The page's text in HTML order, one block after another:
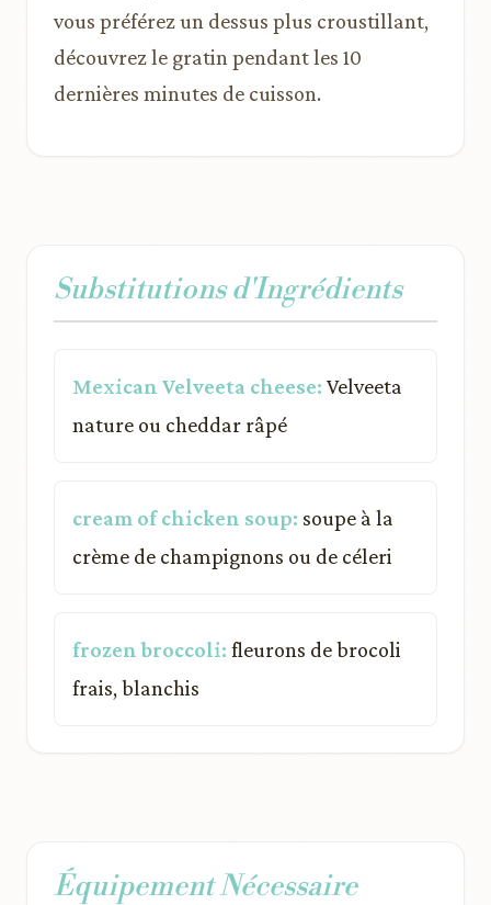
vous préférez un dessus plus croustillant,
découvrez le gratin pendant les 10
dernières minutes de cuisson.
Substitutions d'Ingrédients
Mexican Velveeta cheese: Velveeta
nature ou cheddar râpé
cream of chicken soup: soupe à la
crème de champignons ou de céleri
frozen broccoli: fleurons de brocoli
frais, blanchis
Équipement Nécessaire